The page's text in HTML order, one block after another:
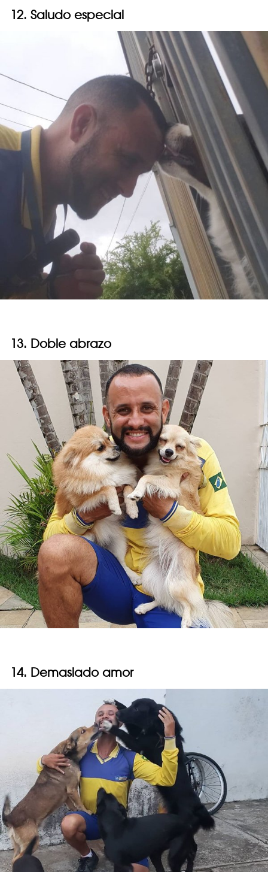
12. Saludo especial
13. Doble abrazo
14. Demasiado amor